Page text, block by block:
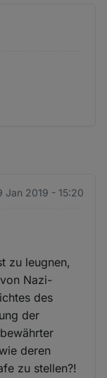
Jan 2019 - 15:20
zu leugnen,
Nazi-
des
der
deren
zu stellen?!